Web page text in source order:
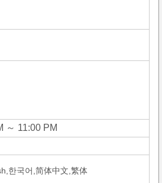
～ 11:00 PM
한국어,简体中文,繁体